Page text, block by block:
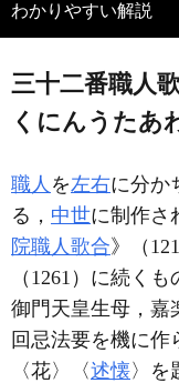
わかりやすい解説
三十二番職人
くにんうたあ
職人 を左右に分か
る， 中世に制作さ
院職人歌合》（
（1261）に続く
御門天皇生母，嘉
回忌法要を機に作
〈花〉〈述懐〉を